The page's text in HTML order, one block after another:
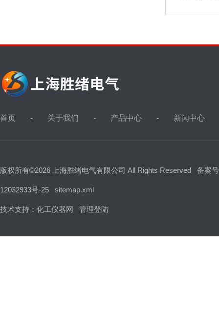
首页 关于我们 产品中心 新闻中心
版权所有©2026 上海胜绪电气有限公司 All Rights Reserved 备案
12032933号-25 sitemap.xml
技术支持： 化工仪器网 管理登陆